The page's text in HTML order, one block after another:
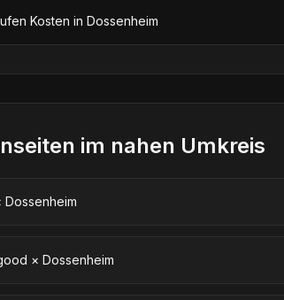
Kosten in Dossenheim
im nahen Umkreis
Dossenheim
× Dossenheim